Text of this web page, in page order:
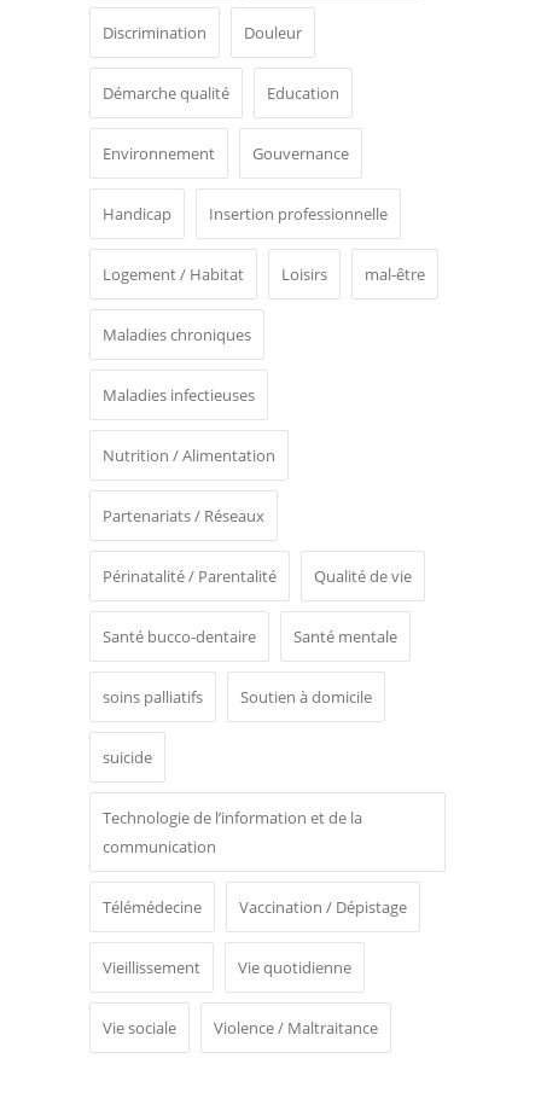
Discrimination Douleur
Démarche qualité Education
Environnement Gouvernance
Handicap Insertion professionnelle
Logement / Habitat Loisirs mal-être
Maladies chroniques
Maladies infectieuses
Nutrition / Alimentation
Partenariats / Réseaux
Périnatalité / Parentalité Qualité de vie
Santé bucco-dentaire Santé mentale
soins palliatifs Soutien à domicile
suicide
Technologie de l’information et de la
communication
Télémédecine Vaccination / Dépistage
Vieillissement Vie quotidienne
Vie sociale Violence / Maltraitance